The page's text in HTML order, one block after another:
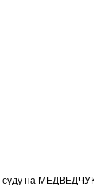
суду на